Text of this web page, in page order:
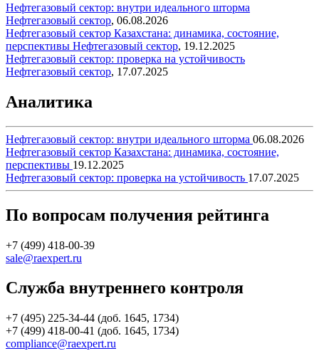
Нефтегазовый сектор: внутри идеального шторма
Нефтегазовый сектор, 06.08.2026
Нефтегазовый сектор Казахстана: динамика, состояние,
перспективы Нефтегазовый сектор, 19.12.2025
Нефтегазовый сектор: проверка на устойчивость
Нефтегазовый сектор, 17.07.2025
Аналитика
Нефтегазовый сектор: внутри идеального шторма 06.08.2026
Нефтегазовый сектор Казахстана: динамика, состояние,
перспективы 19.12.2025
Нефтегазовый сектор: проверка на устойчивость 17.07.2025
По вопросам получения рейтинга
+7 (499) 418-00-39
sale@raexpert.ru
Служба внутреннего контроля
+7 (495) 225-34-44 (доб. 1645, 1734)
+7 (499) 418-00-41 (доб. 1645, 1734)
compliance@raexpert.ru